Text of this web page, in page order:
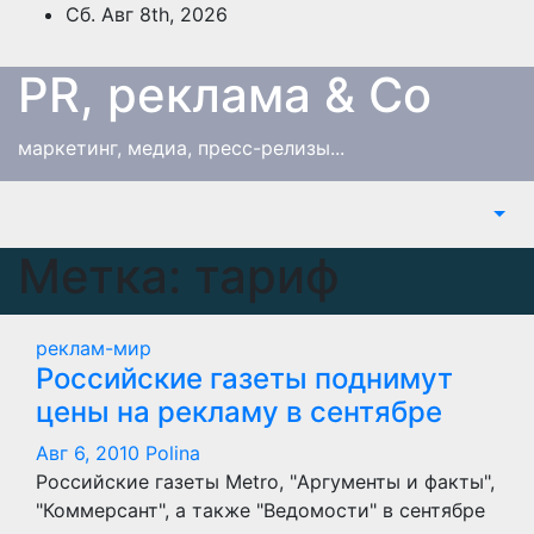
Перейти
содержимому
Сб. Авг 8th, 2026
PR, реклама & Co
маркетинг, медиа, пресс-релизы...
Метка: тариф
реклам-мир
Российские газеты поднимут
цены на рекламу в сентябре
Авг 6, 2010 Polina
Российские газеты Metro, "Аргументы и факты",
"Коммерсант", а также "Ведомости" в сентябре